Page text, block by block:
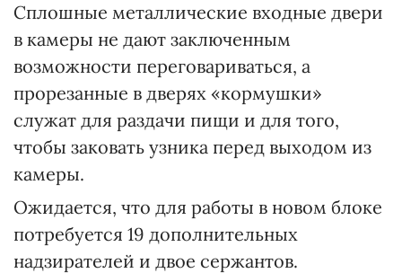
Сплошные металлические входные двери
в камеры не дают заключенным
возможности переговариваться, а
прорезанные в дверях «кормушки»
служат для раздачи пищи и для того,
чтобы заковать узника перед выходом из
камеры.
Ожидается, что для работы в новом блоке
потребуется 19 дополнительных
надзирателей и двое сержантов.